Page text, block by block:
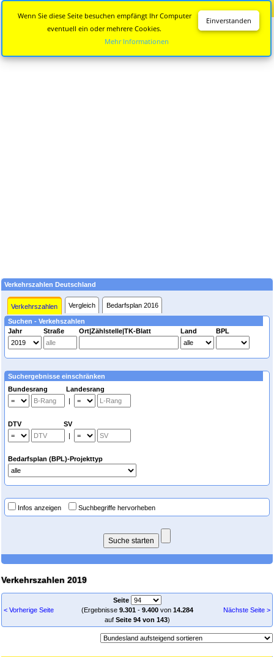
Verkehrszahlen Deutschland
Verkehrszahlen Vergleich Bedarfsplan 2016
Suchen - Verkehszahlen
Jahr
Straße Ort|Zählstelle|TK-Blatt Land BPL
Suchergebnisse einschränken
Bundesrang Landesrang
|
DTV SV
|
Bedarfsplan (BPL)-Projekttyp
Infos anzeigen Suchbegriffe hervorheben
Verkehrszahlen 2019
< Vorherige Seite
Seite
(Ergebnisse 9.301- 9.400von 14.284
auf Seite 94 von 143)
Nächste Seite >
Einverstanden
Wenn Sie diese Seite besuchen empfängt Ihr Computer
eventuell ein oder mehrere Cookies.
Mehr Informationen